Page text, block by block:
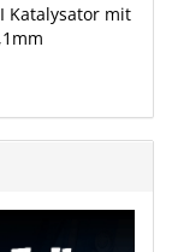
Katalysator mit